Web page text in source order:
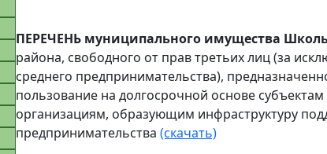
ПЕРЕЧЕНЬ муниципального имущества
района, свободного от прав третьих лиц (за
среднего предпринимательства),
пользование на долгосрочной основе
организациям, образующим инфраструктуру
предпринимательства (скачать)